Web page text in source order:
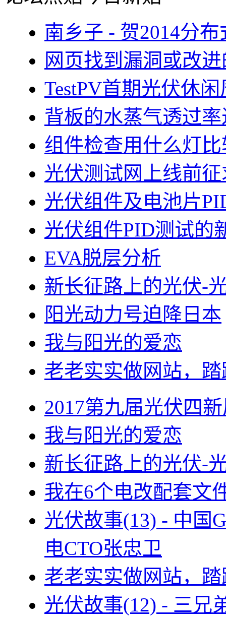
南乡子 - 贺2014分
网页找到漏洞或改
TestPV首期光伏休
背板的水蒸气透过
组件检查用什么灯
光伏测试网上线前
光伏组件及电池片
光伏组件PID测试的
EVA脱层分析
新长征路上的光伏-
阳光动力号迫降日本
我与阳光的爱恋
老老实实做网站，
2017第九届光伏四
我与阳光的爱恋
新长征路上的光伏-
我在6个电改配套文
光伏故事(13) - 中国
电CTO张忠卫
老老实实做网站，
光伏故事(12) - 三兄